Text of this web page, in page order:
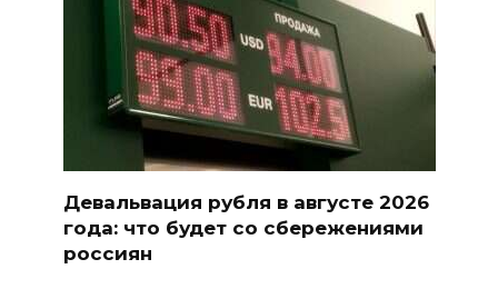
Девальвация рубля в августе 2026
года: что будет со сбережениями
россиян